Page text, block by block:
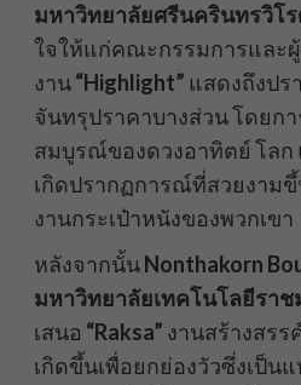
มหาวิทยาลัยศรีนครินทรวิโ
ใจให้แก่คณะกรรมการและ
งาน“Highlight” แสดงถึงป
จันทรุปราคาบางส่วน โดยกา
สมบูรณ์ของดวงอาทิตย์ โลก
เกิดปรากฏการณ์ที่สวยงาม
งานกระเป๋าหนังของพวกเขา
หลังจากนั้นNonthakorn
มหาวิทยาลัยเทคโนโลยีรา
เสนอ “Raksa” งานสร้างสรร
เกิดขึ้นเพื่อยกย่องวัวซึ่งเป็น